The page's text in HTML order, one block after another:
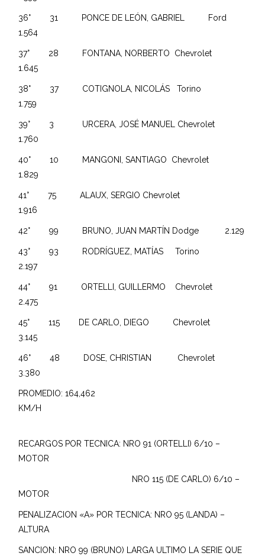
36° 31 PONCE DE LEÓN, GABRIEL Ford
1.564
37° 28 FONTANA, NORBERTO Chevrolet
1.645
38° 37 COTIGNOLA, NICOLÁS Torino
1.759
39° 3 URCERA, JOSÉ MANUEL Chevrolet
1.760
40° 10 MANGONI, SANTIAGO Chevrolet
1.829
41° 75 ALAUX, SERGIO Chevrolet
1.916
42° 99 BRUNO, JUAN MARTÍN Dodge 2.129
43° 93 RODRÍGUEZ, MATÍAS Torino
2.197
44° 91 ORTELLI, GUILLERMO Chevrolet
2.475
45° 115 DE CARLO, DIEGO Chevrolet
3.145
46° 48 DOSE, CHRISTIAN Chevrolet
3.380
PROMEDIO: 164,462
KM/H
RECARGOS POR TECNICA: NRO 91 (ORTELLI) 6/10 –
MOTOR
NRO 115 (DE CARLO) 6/10 –
MOTOR
PENALIZACION «A» POR TECNICA: NRO 95 (LANDA) –
ALTURA
SANCION: NRO 99 (BRUNO) LARGA ULTIMO LA SERIE QUE